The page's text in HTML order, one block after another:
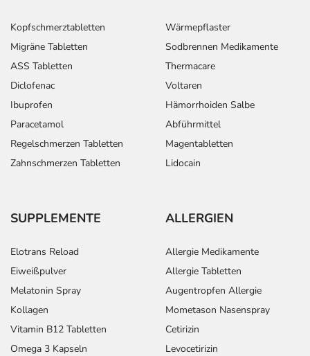
Kopfschmerztabletten
Migräne Tabletten
ASS Tabletten
Diclofenac
Ibuprofen
Paracetamol
Regelschmerzen Tabletten
Zahnschmerzen Tabletten
Wärmepflaster
Sodbrennen Medikamente
Thermacare
Voltaren
Hämorrhoiden Salbe
Abführmittel
Magentabletten
Lidocain
SUPPLEMENTE
Elotrans Reload
Eiweißpulver
Melatonin Spray
Kollagen
Vitamin B12 Tabletten
Omega 3 Kapseln
ALLERGIEN
Allergie Medikamente
Allergie Tabletten
Augentropfen Allergie
Mometason Nasenspray
Cetirizin
Levocetirizin